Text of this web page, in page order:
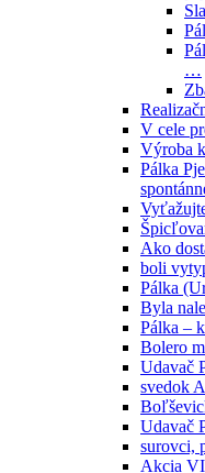
…
V cele
Výroba
Pálka
Ako
boli
Pálka
Byla
Pálka –
Bolero
Udavač
svedok
Udavač
surovci,
Akcia